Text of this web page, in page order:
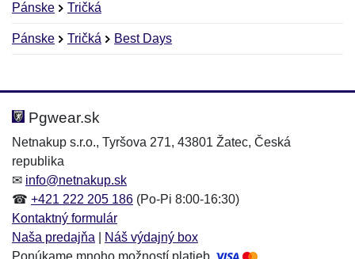
Pánske Tričká
Pánske Tričká Best Days
Hodnotenie:
Meno:*
E-mail:
Meno:
E-mail:*
Pgwear.sk
Netnakup s.r.o., Tyršova 271, 43801 Žatec, Česká
republika
✉ info@netnakup.sk
☎ +421 222 205 186 (Po-Pi 8:00-16:30)
Kontaktný formulár
Naša predajňa
Náš výdajný box
Ponúkame mnoho možností platieb.